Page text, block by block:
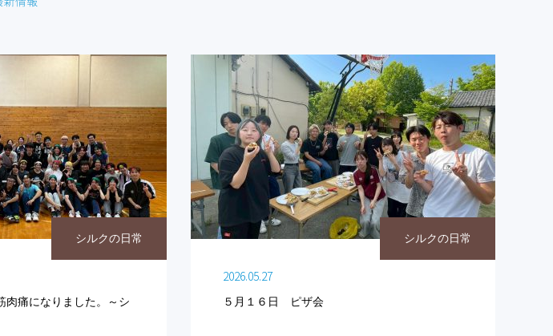
シルクの日常
痛になりました。～シ
シルクの日常
2026.05.27
５月１６日 ピザ会